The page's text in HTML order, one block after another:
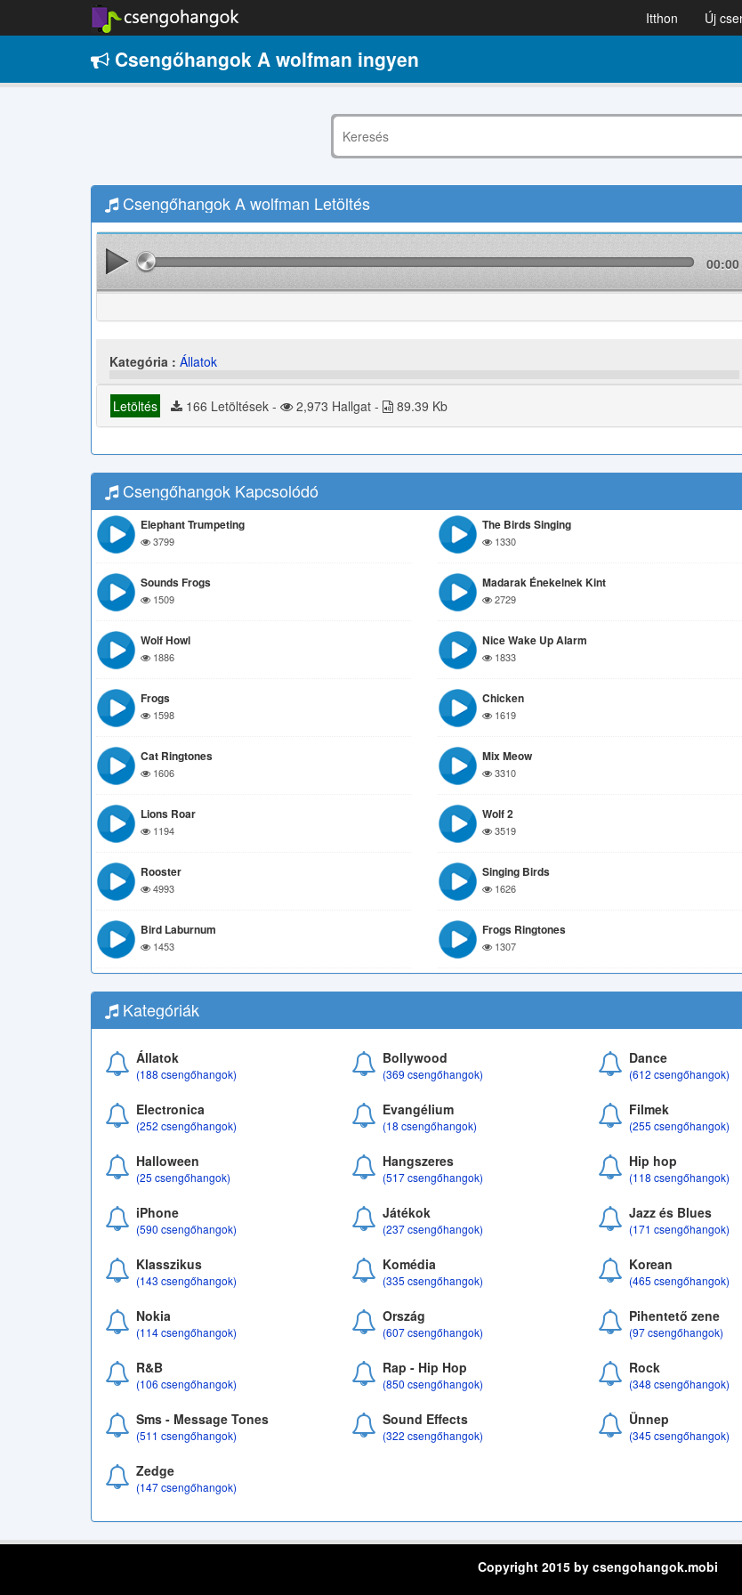
Itthon Új
Csengőhangok A wolfman ingyen
Csengőhangok A wolfman Letöltés
00:00
Kategória : Állatok
Letöltés 166 Letöltések - 2,973 Hallgat - 89.39 Kb
Csengőhangok Kapcsolódó
Elephant Trumpeting
3799
The Birds Singing
1330
Sounds Frogs
1509
Madarak Énekelnek Kint
2729
Wolf Howl
1886
Nice Wake Up Alarm
1833
Frogs
1598
Chicken
1619
Cat Ringtones
1606
Mix Meow
3310
Lions Roar
1194
Wolf 2
3519
Rooster
4993
Singing Birds
1626
Bird Laburnum
1453
Frogs Ringtones
1307
Kategóriák
Állatok
(188 csengőhangok)
Bollywood
(369 csengőhangok)
Dance
(612 csengőhangok)
Electronica
(252 csengőhangok)
Evangélium
(18 csengőhangok)
Filmek
(255 csengőhangok)
Halloween
(25 csengőhangok)
Hangszeres
(517 csengőhangok)
Hip hop
(118 csengőhangok)
iPhone
(590 csengőhangok)
Játékok
(237 csengőhangok)
Jazz és Blues
(171 csengőhangok)
Klasszikus
(143 csengőhangok)
Komédia
(335 csengőhangok)
Korean
(465 csengőhangok)
Nokia
(114 csengőhangok)
Ország
(607 csengőhangok)
Pihentető zene
(97 csengőhangok)
R&B
(106 csengőhangok)
Rap - Hip Hop
(850 csengőhangok)
Rock
(348 csengőhangok)
Sms - Message Tones
(511 csengőhangok)
Sound Effects
(322 csengőhangok)
Ünnep
(345 csengőhangok)
Zedge
(147 csengőhangok)
Copyright 2015 by csengohangok.mobi